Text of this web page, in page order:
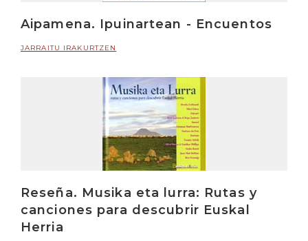
Aipamena. Ipuinartean - Encuentos
JARRAITU IRAKURTZEN
Reseña. Musika eta lurra: Rutas y
canciones para descubrir Euskal
Herria